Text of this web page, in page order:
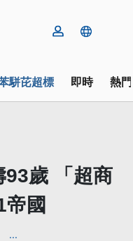
駢芘超標 即時 熱
93歲 「超商
帝國
...